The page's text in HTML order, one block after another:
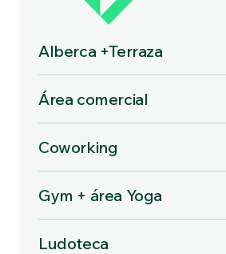
Alberca +Terraza
Área comercial
Coworking
Gym + área Yoga
Ludoteca